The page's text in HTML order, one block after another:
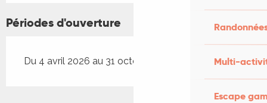
Multi-
Escape
Périodes d'ouverture
Du 4 avril 2026 au 31 octobre 2026